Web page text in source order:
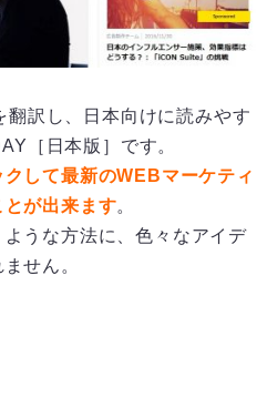
訳し、日本向けに読みやす
［日本版］です。
して最新のWEBマーケティ
とが出来ます。
うな方法に、色々なアイデ
せん。